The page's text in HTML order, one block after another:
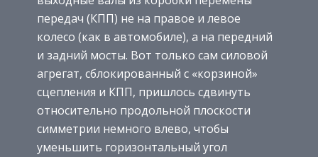
передач (КПП) не на правое и левое
колесо (как в автомобиле), а на передний
и задний мосты. Вот только сам силовой
агрегат, сблокированный с «корзиной»
сцепления и КПП, пришлось сдвинуть
относительно продольной плоскости
симметрии немного влево, чтобы
уменьшить горизонтальный угол